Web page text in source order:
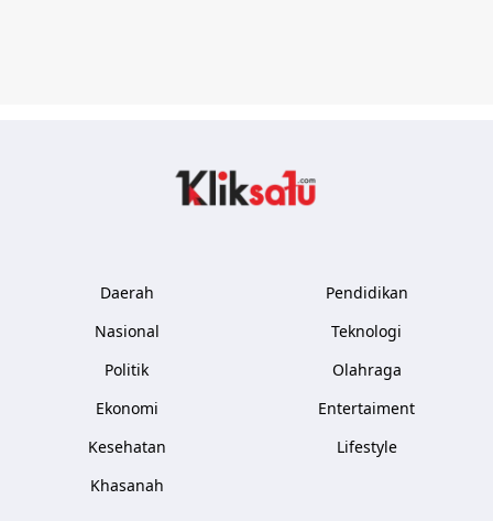
Daerah
Nasional
Politik
Ekonomi
Kesehatan
Khasanah
Pendidikan
Teknologi
Olahraga
Entertaiment
Lifestyle